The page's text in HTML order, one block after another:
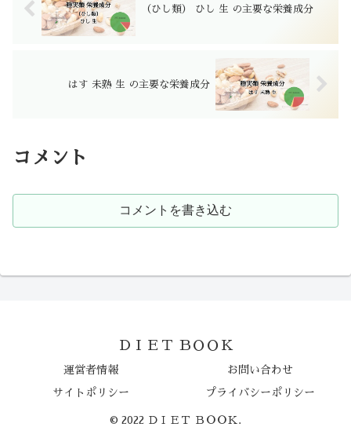
（ひし類） ひし 生 の主要な栄養成分
はす 未熟 生 の主要な栄養成分
コメント
コメントを書き込む
ＤＩＥＴ ＢＯＯＫ
運営者情報 お問い合わせ
サイトポリシー プライバシーポリシー
© 2022 ＤＩＥＴ ＢＯＯＫ.